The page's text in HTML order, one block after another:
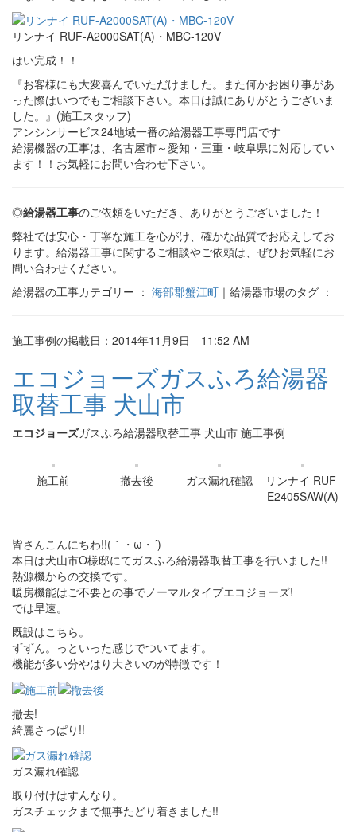
リンナイ RUF-A2000SAT(A)・MBC-120V
はい完成！！
『お客様にも大変喜んでいただけました。また何かお困り事があ
った際はいつでもご相談下さい。本日は誠にありがとうございま
した。』(施工スタッフ)
アンシンサービス24地域一番の給湯器工事専門店です
給湯機器の工事は、名古屋市～愛知・三重・岐阜県に対応してい
ます！！お気軽にお問い合わせ下さい。
◎給湯器工事のご依頼をいただき、ありがとうございました！
弊社では安心・丁寧な施工を心がけ、確かな品質でお応えしてお
ります。給湯器工事に関するご相談やご依頼は、ぜひお気軽にお
問い合わせください。
給湯器の工事カテゴリー ： 海部郡蟹江町 ｜給湯器市場のタグ ：
施工事例の掲載日：2014年11月9日 11:52 AM
エコジョーズガスふろ給湯器
取替工事 犬山市
エコジョーズガスふろ給湯器取替工事 犬山市 施工事例
施工前 撤去後 ガス漏れ確認
リンナイ RUF-
E2405SAW(A)
皆さんこんにちわ!!(｀・ω・´)
本日は犬山市O様邸にてガスふろ給湯器取替工事を行いました!!
熱源機からの交換です。
暖房機能はご不要との事でノーマルタイプエコジョーズ!
では早速。
既設はこちら。
ずずん。っといった感じでついてます。
機能が多い分やはり大きいのが特徴です！
撤去!
綺麗さっぱり!!
ガス漏れ確認
取り付けはすんなり。
ガスチェックまで無事たどり着きました!!